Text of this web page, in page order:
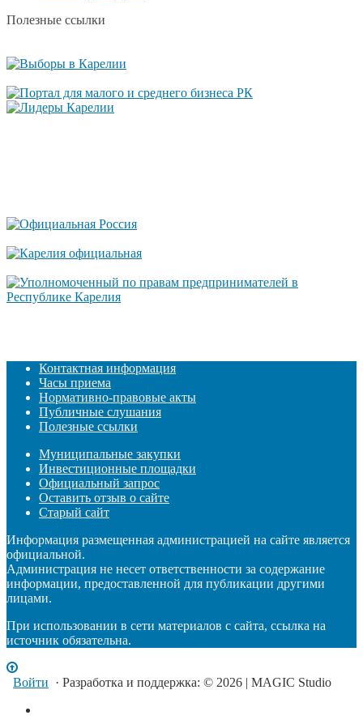
Полезные ссылки
Контактная информация
Часы приема
Нормативно-правовые акты
Публичные слушания
Полезные ссылки
Муниципальные закупки
Инвестиционные площадки
Официальный запрос
Оставить отзыв о сайте
Старый сайт
Информация размещенная администрацией на сайте является
официальной.
Администрация не несет ответственности за содержание
информации, предоставленной для публикации другими
лицами.
При использовании в сети материалов с сайта, ссылка на
источник обязательна.
Войти · Разработка и поддержка: © 2026 | MAGIC Studio